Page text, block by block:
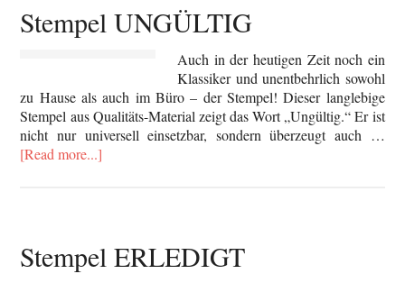
Stempel UNGÜLTIG
Auch in der heutigen Zeit noch ein
Klassiker und unentbehrlich sowohl
zu Hause als auch im Büro – der Stempel! Dieser langlebige
Stempel aus Qualitäts-Material zeigt das Wort „Ungültig.“ Er ist
nicht nur universell einsetzbar, sondern überzeugt auch …
[Read more...]
Stempel ERLEDIGT